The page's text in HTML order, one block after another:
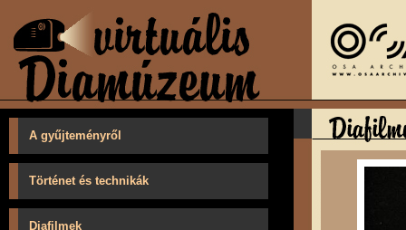
A gyűjteményről
Történet és technikák
Diafilmek